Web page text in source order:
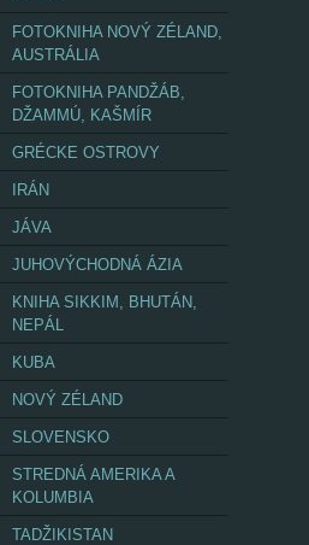
FOTOKNIHA NOVÝ ZÉLAND,
AUSTRÁLIA
FOTOKNIHA PANDŽÁB,
DŽAMMÚ, KAŠMÍR
GRÉCKE OSTROVY
IRÁN
JÁVA
JUHOVÝCHODNÁ ÁZIA
KNIHA SIKKIM, BHUTÁN,
NEPÁL
KUBA
NOVÝ ZÉLAND
SLOVENSKO
STREDNÁ AMERIKA A
KOLUMBIA
TADŽIKISTAN